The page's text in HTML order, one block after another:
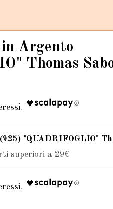
in Argento
Thomas
"QUADRIFOGLIO"
superiori a 29€